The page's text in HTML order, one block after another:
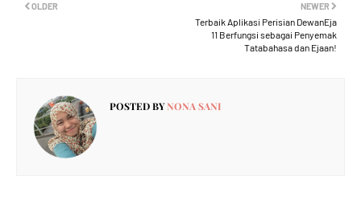
NEWER
Terbaik Aplikasi Perisian DewanEja
11 Berfungsi sebagai Penyemak
Tatabahasa dan Ejaan!
OLDER
POSTED BYNONA SANI